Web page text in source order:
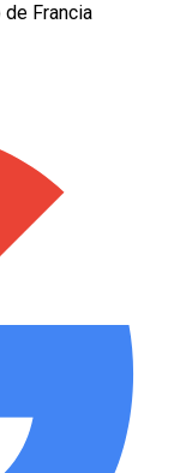
de Francia